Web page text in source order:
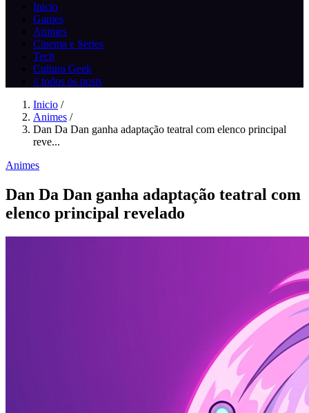
Inicio
Games
Animes
Cinema e Series
Tech
Cultura Geek
// todos os posts
Inicio /
Animes /
Dan Da Dan ganha adaptação teatral com elenco principal
reve...
Animes
Dan Da Dan ganha adaptação teatral com
elenco principal revelado